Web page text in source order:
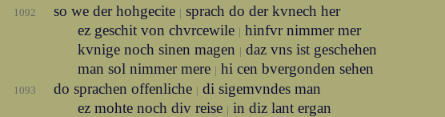
1092 so we der hohgecite | sprach do der kvnech her
ez geschit von chvrcewile | hinfvr nimmer mer
kvnige noch sinen magen | daz vns ist geschehen
man sol nimmer mere | hi cen bvergonden sehen
1093 do sprachen offenliche | di sigemvndes man
ez mohte noch div reise | in diz lant ergan